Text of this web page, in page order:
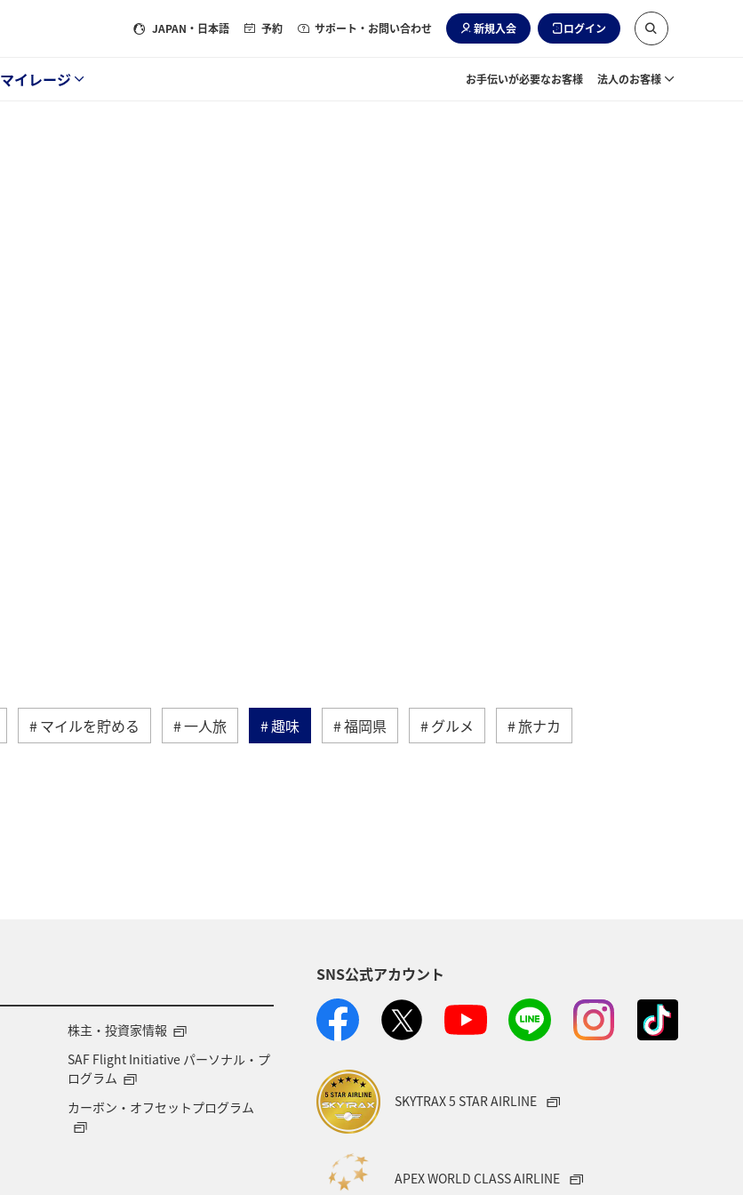
JAPAN ・日本語 予約 サポート・お問い合わせ 新規入会 ログイン
マイレージ お手伝いが必要なお客様 法人のお客様
マイルを貯める 一人旅 趣味 福岡県 グルメ 旅ナカ
株主・投資家情報
SAF Flight Initiative パーソナル・プ
ログラム
カーボン・オフセットプログラム
SNS公式アカウント
SKYTRAX 5 STAR AIRLINE
APEX WORLD CLASS AIRLINE